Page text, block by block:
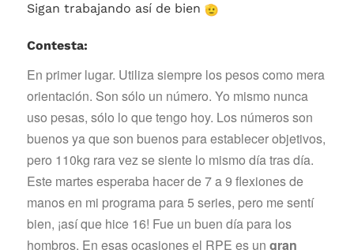
Sigan trabajando así de bien
Contesta:
En primer lugar. Utiliza siempre los pesos como mera
orientación. Son sólo un número. Yo mismo nunca
uso pesas, sólo lo que tengo hoy. Los números son
buenos ya que son buenos para establecer objetivos,
pero 110kg rara vez se siente lo mismo día tras día.
Este martes esperaba hacer de 7 a 9 flexiones de
manos en mi programa para 5 series, pero me sentí
bien, ¡así que hice 16! Fue un buen día para los
hombros. En esas ocasiones el RPE es un gran